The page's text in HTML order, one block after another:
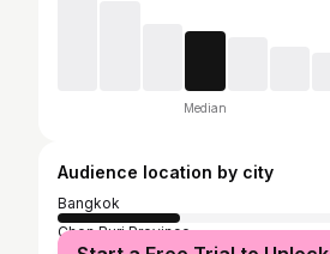
Median
Audience location by city
Bangkok
Chon Buri Province